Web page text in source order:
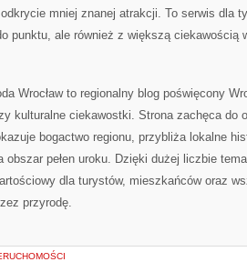
mniej znanej atrakcji. To serwis dla
punktu, ale również z większą ciekawością
Wrocław to regionalny blog poświęcony
kulturalne ciekawostki. Strona zachęca do
bogactwo regionu, przybliża lokalne
obszar pełen uroku. Dzięki dużej liczbie
dla turystów, mieszkańców oraz
przyrodę.